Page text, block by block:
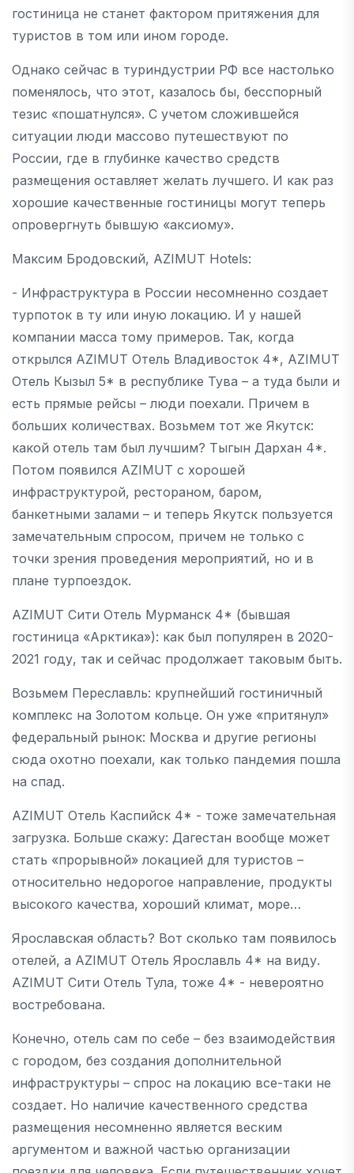
гостиница не станет фактором притяжения для
туристов в том или ином городе.
Однако сейчас в туриндустрии РФ все настолько
поменялось, что этот, казалось бы, бесспорный
тезис «пошатнулся». С учетом сложившейся
ситуации люди массово путешествуют по
России, где в глубинке качество средств
размещения оставляет желать лучшего. И как раз
хорошие качественные гостиницы могут теперь
опровергнуть бывшую «аксиому».
Максим Бродовский, AZIMUT Hotels:
- Инфраструктура в России несомненно создает
турпоток в ту или иную локацию. И у нашей
компании масса тому примеров. Так, когда
открылся AZIMUT Отель Владивосток 4*, AZIMUT
Отель Кызыл 5* в республике Тува – а туда были и
есть прямые рейсы – люди поехали. Причем в
больших количествах. Возьмем тот же Якутск:
какой отель там был лучшим? Тыгын Дархан 4*.
Потом появился AZIMUT с хорошей
инфраструктурой, рестораном, баром,
банкетными залами – и теперь Якутск пользуется
замечательным спросом, причем не только с
точки зрения проведения мероприятий, но и в
плане турпоездок.
AZIMUT Cити Отель Мурманск 4* (бывшая
гостиница «Арктика»): как был популярен в 2020-
2021 году, так и сейчас продолжает таковым быть.
Возьмем Переславль: крупнейший гостиничный
комплекс на Золотом кольце. Он уже «притянул»
федеральный рынок: Москва и другие регионы
сюда охотно поехали, как только пандемия пошла
на спад.
AZIMUT Отель Каспийск 4* - тоже замечательная
загрузка. Больше скажу: Дагестан вообще может
стать «прорывной» локацией для туристов –
относительно недорогое направление, продукты
высокого качества, хороший климат, море…
Ярославская область? Вот сколько там появилось
отелей, а AZIMUT Отель Ярославль 4* на виду.
AZIMUT Сити Отель Тула, тоже 4* - невероятно
востребована.
Конечно, отель сам по себе – без взаимодействия
с городом, без создания дополнительной
инфраструктуры – спрос на локацию все-таки не
создает. Но наличие качественного средства
размещения несомненно является веским
аргументом и важной частью организации